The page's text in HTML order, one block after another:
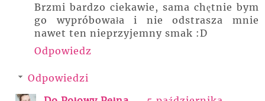
Brzmi bardzo ciekawie, sama chętnie bym
go wypróbowała i nie odstrasza mnie
nawet ten nieprzyjemny smak :D
Odpowiedz
Odpowiedzi